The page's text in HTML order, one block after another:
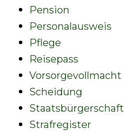
Pension
Personalausweis
Pflege
Reisepass
Vorsorgevollmacht
Scheidung
Staatsbürgerschaft
Strafregister